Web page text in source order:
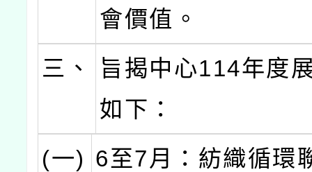
會價值。
三、
旨揭中心114年度
如下：
(一) 6至7月：紡織循環